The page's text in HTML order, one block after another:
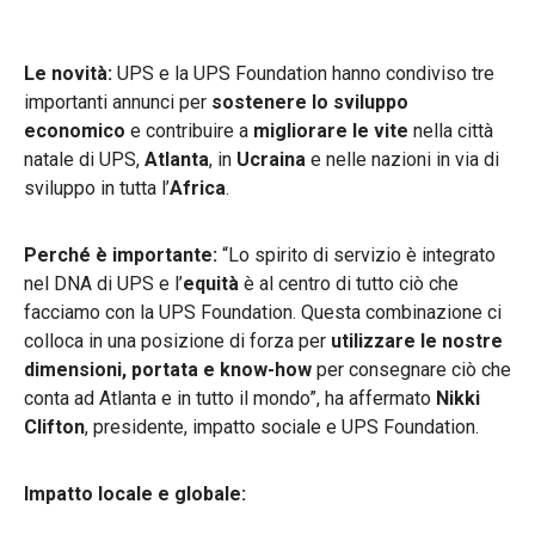
Le novità: UPS e la UPS Foundation hanno condiviso tre
importanti annunci per sostenere lo sviluppo
economico e contribuire a migliorare le vite nella città
natale di UPS, Atlanta, in Ucraina e nelle nazioni in via di
sviluppo in tutta l’Africa.
Perché è importante: “Lo spirito di servizio è integrato
nel DNA di UPS e l’equità è al centro di tutto ciò che
facciamo con la UPS Foundation. Questa combinazione ci
colloca in una posizione di forza per utilizzare le nostre
dimensioni, portata e know-how per consegnare ciò che
conta ad Atlanta e in tutto il mondo”, ha affermato Nikki
Clifton, presidente, impatto sociale e UPS Foundation.
Impatto locale e globale: